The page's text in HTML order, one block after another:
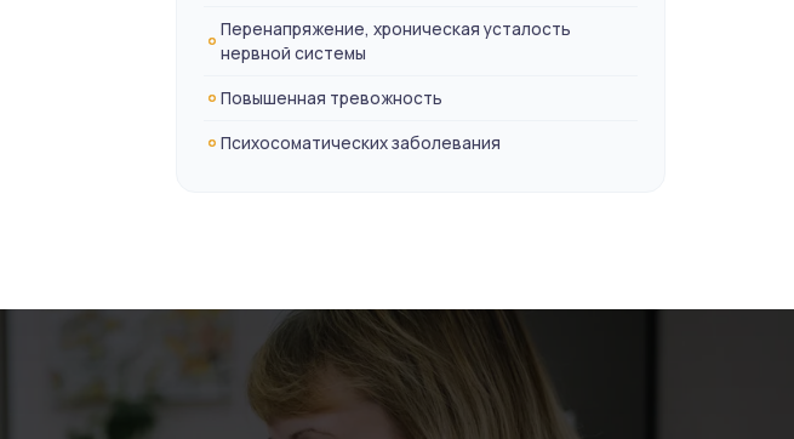
Перенапряжение, хроническая усталость
нервной системы
Повышенная тревожность
Психосоматических заболевания